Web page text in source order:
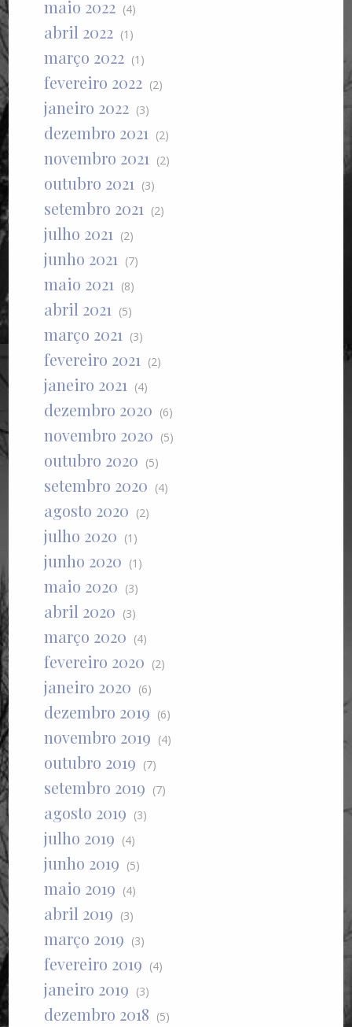
maio 2022 (4)
abril 2022 (1)
março 2022 (1)
fevereiro 2022 (2)
janeiro 2022 (3)
dezembro 2021 (2)
novembro 2021 (2)
outubro 2021 (3)
setembro 2021 (2)
julho 2021 (2)
junho 2021 (7)
maio 2021 (8)
abril 2021 (5)
março 2021 (3)
fevereiro 2021 (2)
janeiro 2021 (4)
dezembro 2020 (6)
novembro 2020 (5)
outubro 2020 (5)
setembro 2020 (4)
agosto 2020 (2)
julho 2020 (1)
junho 2020 (1)
maio 2020 (3)
abril 2020 (3)
março 2020 (4)
fevereiro 2020 (2)
janeiro 2020 (6)
dezembro 2019 (6)
novembro 2019 (4)
outubro 2019 (7)
setembro 2019 (7)
agosto 2019 (3)
julho 2019 (4)
junho 2019 (5)
maio 2019 (4)
abril 2019 (3)
março 2019 (3)
fevereiro 2019 (4)
janeiro 2019 (3)
dezembro 2018 (5)